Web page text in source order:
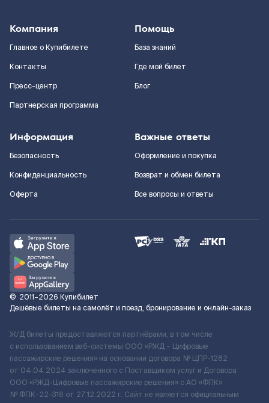
Компания
Главное о Купибилете
Контакты
Пресс-центр
Партнерская программа
Помощь
База знаний
Где мой билет
Блог
Информация
Безопасность
Конфиденциальность
Оферта
Важные ответы
Оформление и покупка
Возврат и обмен билета
Все вопросы и ответы
© 2011–2026 Купибилет
Дешёвые билеты на самолёт и поезд, бронирование и онлайн-заказ
Ж/Д билеты предоставляются партнёрами, в том числе
с использованием веб-системы ООО «РЖД – Цифровые
пассажирские решения» на основании договора № ЦПР-1282
от 04.04.2024 заключенного с Поставщиком услуг и Договора
ООО «РЖД-Цифровые пассажирские решения» c АО «ФПК»
№ ФПК-22-316 от 27.12.2022 г. Сайт не является официальным